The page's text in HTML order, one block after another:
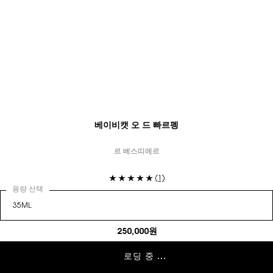
베이비캣 오 드 빠르펭
르 베스띠에르
(1)
용량 선택
250,000원
로딩 중 ...